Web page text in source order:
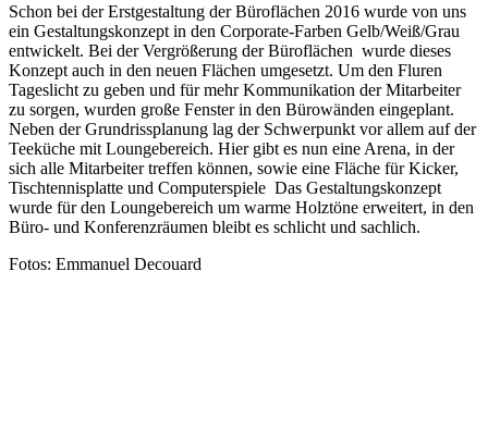
Schon bei der Erstgestaltung der Büroflächen 2016 wurde von uns
ein Gestaltungskonzept in den Corporate-Farben Gelb/Weiß/Grau
entwickelt. Bei der Vergrößerung der Büroflächen wurde dieses
Konzept auch in den neuen Flächen umgesetzt. Um den Fluren
Tageslicht zu geben und für mehr Kommunikation der Mitarbeiter
zu sorgen, wurden große Fenster in den Bürowänden eingeplant.
Neben der Grundrissplanung lag der Schwerpunkt vor allem auf der
Teeküche mit Loungebereich. Hier gibt es nun eine Arena, in der
sich alle Mitarbeiter treffen können, sowie eine Fläche für Kicker,
Tischtennisplatte und Computerspiele Das Gestaltungskonzept
wurde für den Loungebereich um warme Holztöne erweitert, in den
Büro- und Konferenzräumen bleibt es schlicht und sachlich.
Fotos: Emmanuel Decouard